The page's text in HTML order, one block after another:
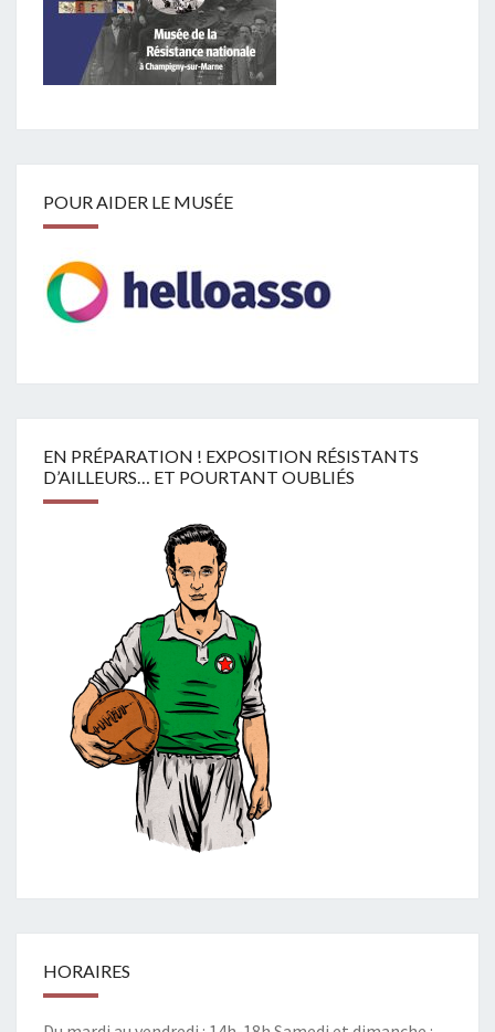
POUR AIDER LE MUSÉE
EN PRÉPARATION ! EXPOSITION RÉSISTANTS
D’AILLEURS… ET POURTANT OUBLIÉS
HORAIRES